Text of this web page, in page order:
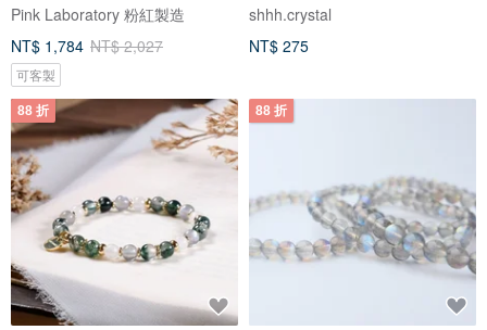
Pink Laboratory 粉紅製造
NT$ 1,784 NT$ 2,027
可客製
shhh.crystal
NT$ 275
88 折 88 折